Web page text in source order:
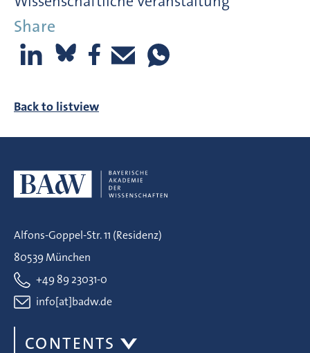
Share
Back to listview
Alfons-Goppel-Str. 11 (Residenz)
80539 München
+49 89 23031-0
info[at]badw.de
CONTENTS